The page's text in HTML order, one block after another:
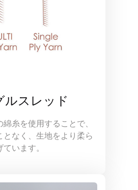
ルスレッド
糸を使用することで、
となく、生地をより柔ら
います。